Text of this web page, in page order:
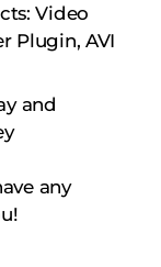
Video
Plugin, AVI
and
any